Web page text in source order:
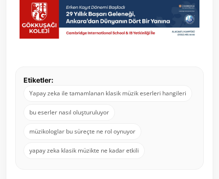
Etiketler:
Yapay zeka ile tamamlanan klasik müzik eserleri hangileri
bu eserler nasıl oluşturuluyor
müzikologlar bu süreçte ne rol oynuyor
yapay zeka klasik müzikte ne kadar etkili